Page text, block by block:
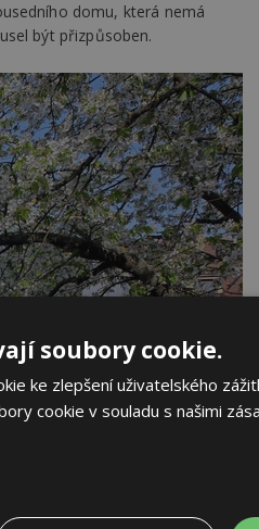
domu, která nemá
být přizpůsoben.
soubory cookie.
ke zlepšení uživatelského
cookie v souladu s našimi